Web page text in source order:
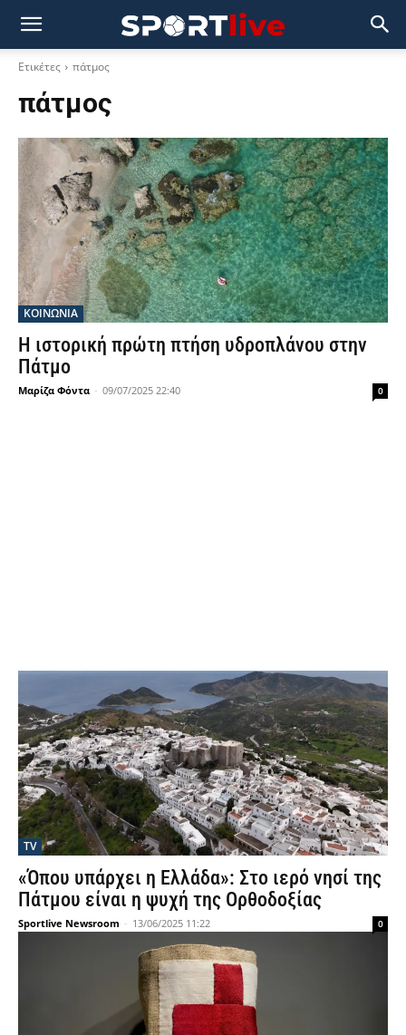
Ετικέτες πάτμος
πάτμος
ΚΟΙΝΩΝΙΑ
Η ιστορική πρώτη πτήση υδροπλάνου στην
Πάτμο
Μαρίζα Φόντα - 09/07/2025 22:40 0
TV
«Όπου υπάρχει η Ελλάδα»: Στο ιερό νησί της
Πάτμου είναι η ψυχή της Ορθοδοξίας
Sportlive Newsroom - 13/06/2025 11:22 0